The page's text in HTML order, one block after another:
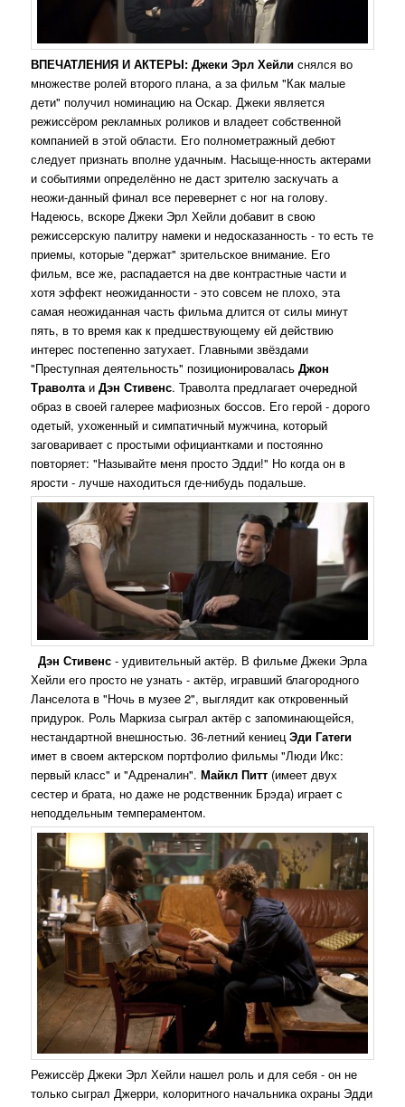
ВПЕЧАТЛЕНИЯ И АКТЕРЫ:Джеки Эрл Хейли снялся во
множестве ролей второго плана, а за фильм "Как малые
дети" получил номинацию на Оскар. Джеки является
режиссёром рекламных роликов и владеет собственной
компанией в этой области. Его полнометражный дебют
следует признать вполне удачным. Насыще-нность актерами
и событиями определённо не даст зрителю заскучать а
неожи-данный финал все перевернет с ног на голову.
Надеюсь, вскоре Джеки Эрл Хейли добавит в свою
режиссерскую палитру намеки и недосказанность - то есть те
приемы, которые "держат" зрительское внимание. Его
фильм, все же, распадается на две контрастные части и
хотя эффект неожиданности - это совсем не плохо, эта
самая неожиданная часть фильма длится от силы минут
пять, в то время как к предшествующему ей действию
интерес постепенно затухает. Главными звёздами
"Преступная деятельность" позиционироваласьДжон
Траволта иДэн Стивенс. Траволта предлагает очередной
образ в своей галерее мафиозных боссов. Его герой - дорого
одетый, ухоженный и симпатичный мужчина, который
заговаривает с простыми официантками и постоянно
повторяет: "Называйте меня просто Эдди!" Но когда он в
ярости - лучше находиться где-нибудь подальше.
Дэн Стивенс - удивительный актёр. В фильме Джеки Эрла
Хейли его просто не узнать - актёр, игравший благородного
Ланселота в "Ночь в музее 2", выглядит как откровенный
придурок. Роль Маркиза сыграл актёр с запоминающейся,
нестандартной внешностью. 36-летний кениецЭди Гатеги
имет в своем актерском портфолио фильмы "Люди Икс:
первый класс" и "Адреналин".Майкл Питт (имеет двух
сестер и брата, но даже не родственник Брэда) играет с
неподдельным темпераментом.
Режиссёр Джеки Эрл Хейли нашел роль и для себя - он не
только сыграл Джерри, колоритного начальника охраны Эдди